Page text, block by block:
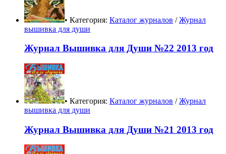
• Категория: Каталог журналов /Журнал
вышивка для души
Журнал Вышивка для Души №22 2013 год
• Категория: Каталог журналов /Журнал
вышивка для души
Журнал Вышивка для Души №21 2013 год